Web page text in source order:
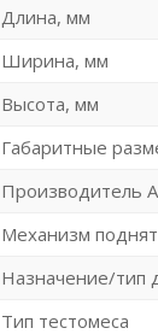
Длина, мм
Ширина, мм
Высота, мм
Габаритные
Производитель
Механизм
Назначение/тип
Тип тестомеса